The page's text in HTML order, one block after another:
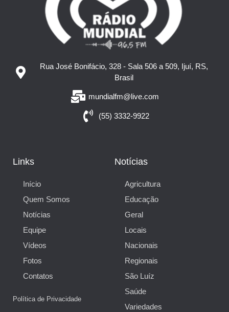
Rua José Bonifácio, 328 - Sala 506 a 509, Ijuí, RS,
Brasil
mundialfm@live.com
(55) 3332-9922
Links
Início
Quem Somos
Notícias
Equipe
Vídeos
Fotos
Contatos
Política de Privacidade
Notícias
Agricultura
Educação
Geral
Locais
Nacionais
Regionais
São Luíz
Saúde
Variedades